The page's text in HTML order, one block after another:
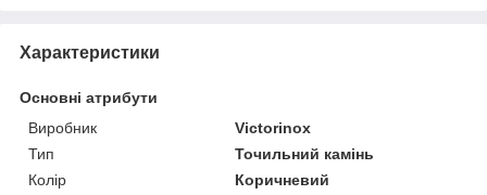
Характеристики
Основні атрибути
Виробник
Victorinox
Тип
Точильний камінь
Колір
Коричневий